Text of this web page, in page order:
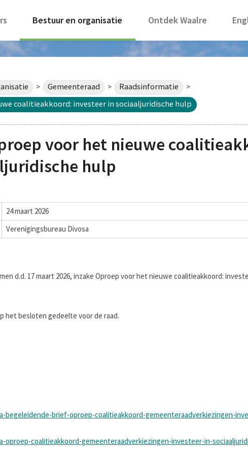
Bestuur en organisatie Ontdek Waalre
> Gemeenteraad > Raadsinformatie >
coalitieakkoord: investeer in sociaaljuridische hulp
voor het nieuwe
hulp
24 maart 2026
Verenigingsbureau Divosa
d.d. 17 maart 2026, inzake Oproep voor het nieuwe coalitieakkoord:
het besloten gedeelte voor de raad.
begeleidende-brief-oproep-coalitieakkoord-gemeenteraadverkiezingen-
oproep-coalitieakkoord-gemeenteraadverkiezingen-investeer-in-